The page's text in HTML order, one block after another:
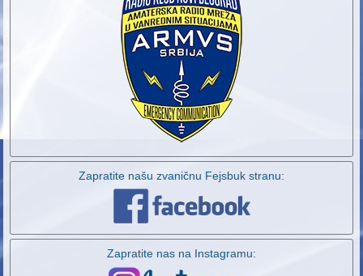
Zapratite našu zvaničnu Fejsbuk stranu:
Zapratite nas na Instagramu: